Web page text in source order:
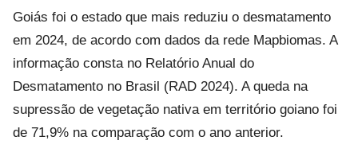
Goiás foi o estado que mais reduziu o desmatamento
em 2024, de acordo com dados da rede Mapbiomas. A
informação consta no Relatório Anual do
Desmatamento no Brasil (RAD 2024). A queda na
supressão de vegetação nativa em território goiano foi
de 71,9% na comparação com o ano anterior.